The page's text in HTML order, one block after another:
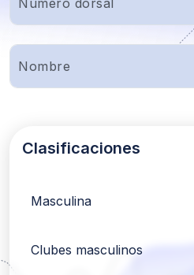
Clasificaciones
Masculina
Clubes masculinos